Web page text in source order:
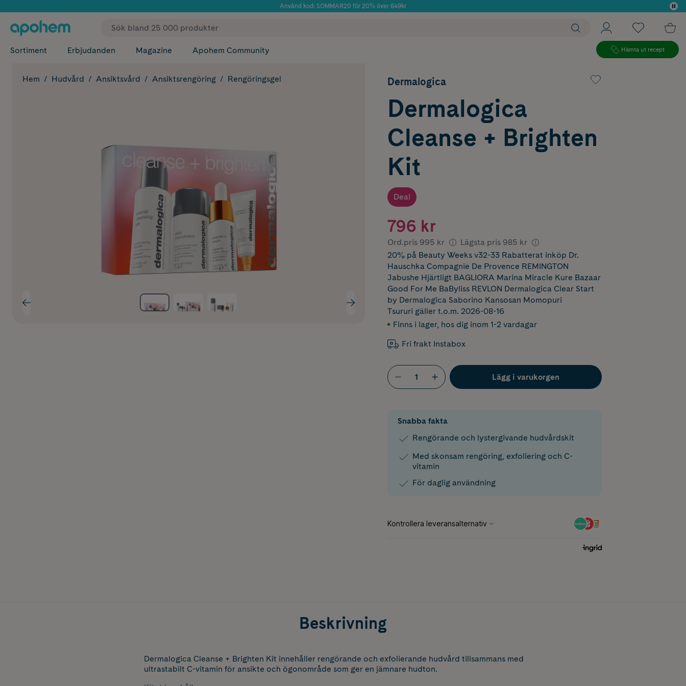
Använd kod: SOMMAR20 för 20% över 649kr
✓ Fri frakt
Sortiment Erbjudanden Magazine Apohem Community Hämta ut recept
Hem Hudvård Ansiktsvård Ansiktsrengöring Rengöringsgel Dermalogica
Dermalogica
Cleanse + Brighten
Kit
Deal
796 kr
Ord.pris 995 kr Lägsta pris 985 kr
20% på Beauty Weeks v32-33 Rabatterat inköp Dr.
Hauschka Compagnie De Provence REMINGTON
Jabushe Hjärtligt BAGLIORA Marina Miracle Kure Bazaar
Good For Me BaByliss REVLON Dermalogica Clear Start
by Dermalogica Saborino Kansosan Momopuri
Tsururi gäller t.o.m. 2026-08-16
Finns i lager, hos dig inom 1-2 vardagar
Fri frakt Instabox
Lägg i varukorgen
Snabba fakta
Rengörande och lystergivande hudvårdskit
Med skonsam rengöring, exfoliering och C-
vitamin
För daglig användning
Beskrivning
Dermalogica Cleanse + Brighten Kit innehåller rengörande och exfolierande hudvård tillsammans med
ultrastabilt C-vitamin för ansikte och ögonområde som ger en jämnare hudton.